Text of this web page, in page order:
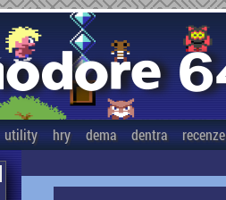
utility hry dema dentra recenze